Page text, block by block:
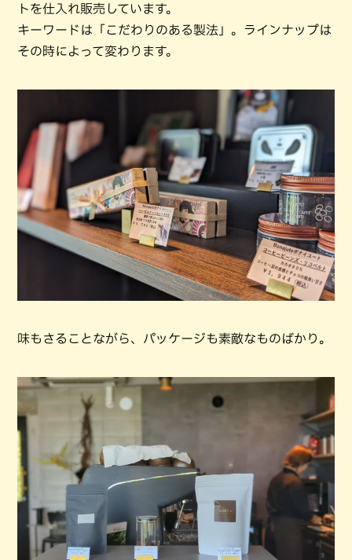
トを仕入れ販売しています。
キーワードは「こだわりのある製法」。ラインナップは
その時によって変わります。
味もさることながら、パッケージも素敵なものばかり。